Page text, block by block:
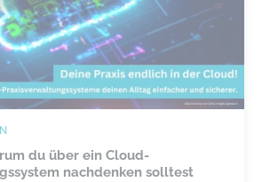
du über ein Cloud-
nachdenken solltest